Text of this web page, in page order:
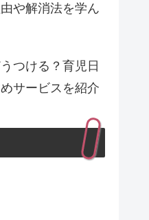
や解消法を学ん
つける？育児日
サービスを紹介